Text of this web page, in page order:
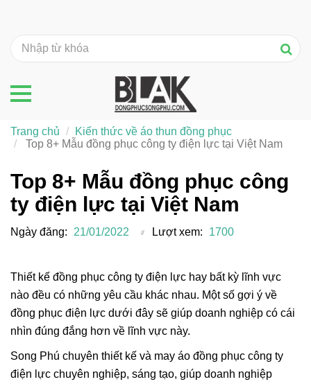
Top 8+ Mẫu đồng phục công
ty điện lực tại Việt Nam
Ngày đăng: 21/01/2022 Lượt xem: 1700
Thiết kế đồng phục công ty điện lực hay bất kỳ lĩnh vực
nào đều có những yêu cầu khác nhau. Một số gợi ý về
đồng phục điện lực dưới đây sẽ giúp doanh nghiệp có cái
nhìn đúng đắng hơn về lĩnh vực này.
Song Phú chuyên thiết kế và may áo đồng phục công ty
điện lực chuyên nghiệp, sáng tạo, giúp doanh nghiệp
Trang chủ
Kiến thức về áo thun đồng phục
Top 8+ Mẫu đồng phục công ty điện lực tại Việt Nam